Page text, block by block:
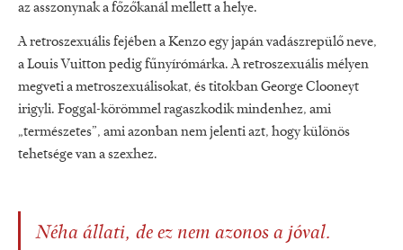
az asszonynak a főzőkanál mellett a helye.
A retroszexuális fejében a Kenzo egy japán vadászrepülő neve,
a Louis Vuitton pedig fűnyírómárka. A retroszexuális mélyen
megveti a metroszexuálisokat, és titokban George Clooneyt
irigyli. Foggal-körömmel ragaszkodik mindenhez, ami
„természetes”, ami azonban nem jelenti azt, hogy különös
tehetsége van a szexhez.
Néha állati, de ez nem azonos a jóval.